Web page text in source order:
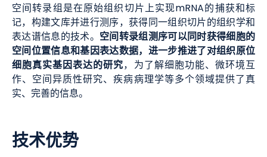
空间转录组是在原始组织切片上实现mRNA的捕获和标
记，构建文库并进行测序，获得同一组织切片的组织学和
表达谱信息的技术。 空间转录组测序可以同时获得细胞的
空间位置信息和基因表达数据，进一步推进了对组织原位
细胞真实基因表达的研究，为了解细胞功能、微环境互
作、空间异质性研究、疾病病理学等多个领域提供了真
实、完善的信息。
技术优势